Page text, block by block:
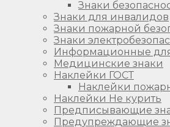
Знаки
Знаки для инвалидов
Знаки пожарной
Знаки
Информационные
Медицинские знаки
Наклейки ГОСТ
Наклейки
Наклейки Не курить
Предписывающие
Предупреждающие